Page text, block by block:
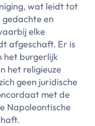
wat leidt tot
en
elke
afgeschaft. Er is
het burgerlijk
het religieuze
geen juridische
met de
Napoleontische